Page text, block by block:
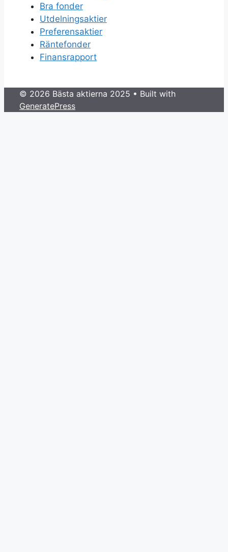
Bra fonder
Utdelningsaktier
Preferensaktier
Räntefonder
Finansrapport
© 2026 Bästa aktierna 2025 • Built with
GeneratePress